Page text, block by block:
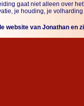
gaat niet alleen over
je houding, je
website van Jonathan en